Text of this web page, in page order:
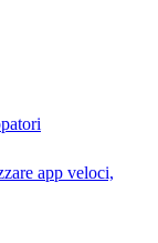
app veloci,